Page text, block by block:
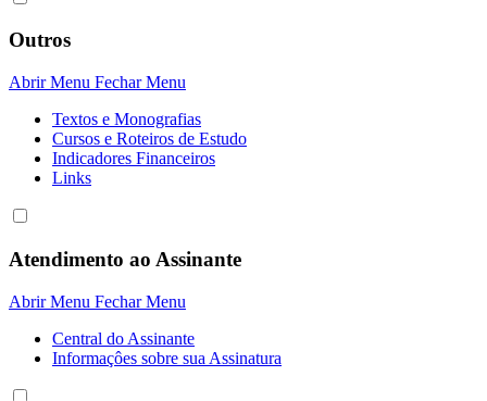
Outros
Abrir Menu Fechar Menu
Textos e Monografias
Cursos e Roteiros de Estudo
Indicadores Financeiros
Links
Atendimento ao Assinante
Abrir Menu Fechar Menu
Central do Assinante
Informaçôes sobre sua Assinatura